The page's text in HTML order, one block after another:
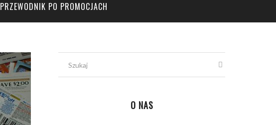
PRZEWODNIK PO PROMOCJACH
O NAS